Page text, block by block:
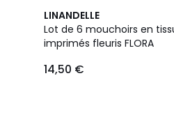
LINANDELLE
Lot de 6 mouchoirs en
imprimés fleuris FLORA
14,50 €